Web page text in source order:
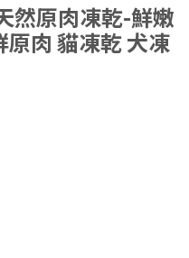
然原肉凍乾-鮮嫩
肉 貓凍乾 犬凍